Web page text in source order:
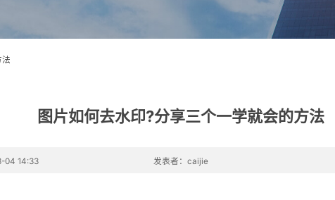
法
图片如何去水印?分享三个一学就会的方法
04 14:33 发表者：caijie